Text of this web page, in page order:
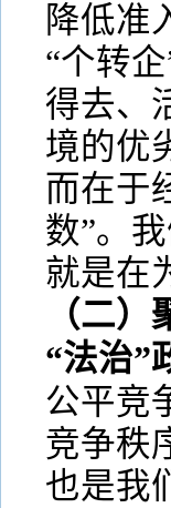
降低准
“个转
得去、
境的优
而在于
数”。
就是在
（二
“法治”
公平竞
竞争秩
也是我